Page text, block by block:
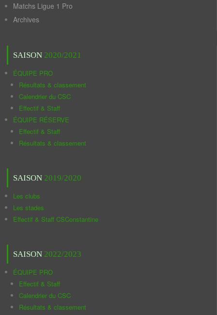
Matchs Ligue 1 Pro
Archives
SAISON 2020/2021
ÉQUIPE PRO
Résultats & classement
Calendrier du CSC
Effectif & Staff
ÉQUIPE RÉSERVE
Effectif & Staff
Résultats & classement
SAISON 2019/2020
Les clubs
Les stades
Effectif & Staff CSConstantine
SAISON 2022/2023
ÉQUIPE PRO
Effectif & Staff
Calendrier du CSC
Résultats & classement